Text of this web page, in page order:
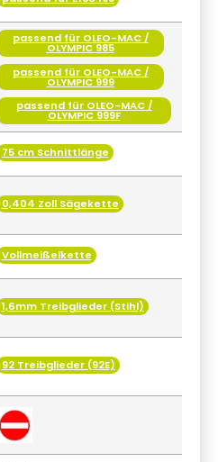
passend für OLEO-MAC /
OLYMPIC 985
passend für OLEO-MAC /
OLYMPIC 999
passend für OLEO-MAC /
OLYMPIC 999F
75 cm Schnittlänge
0,404 Zoll Sägekette
Vollmeißelkette
1,6mm Treibglieder (Stihl)
92 Treibglieder (92E)